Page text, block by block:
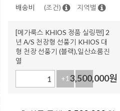
배송비
(조건) 지역별
[메가룩스 KHIOS 정품 실링팬] 2
년 A/S 천장형 선풍기 KHIOS 대
형 천장 선풍기 (블랙),일산쇼룸진
열
+1 -1
3,500,000원